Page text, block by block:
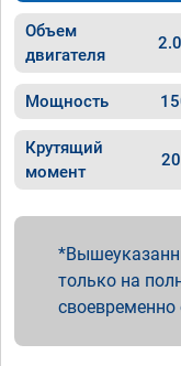
Объем
двигателя
Мощность
Крутящий
момент
только на